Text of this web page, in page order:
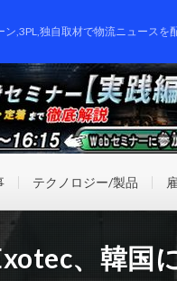
,3PL,独自取材で物流ニュースを
テクノロジー/製品
、韓国